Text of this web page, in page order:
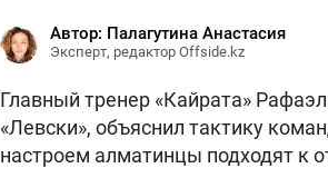
Автор: Палагутина Анастасия
Эксперт, редактор Offside.kz
Главный тренер «Кайрата»
«Левски», объяснил тактику
настроем алматинцы подходят к